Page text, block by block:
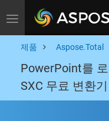
Toggle navigation
제품 Aspose.Total
PowerPoint를
SXC 무료 변환